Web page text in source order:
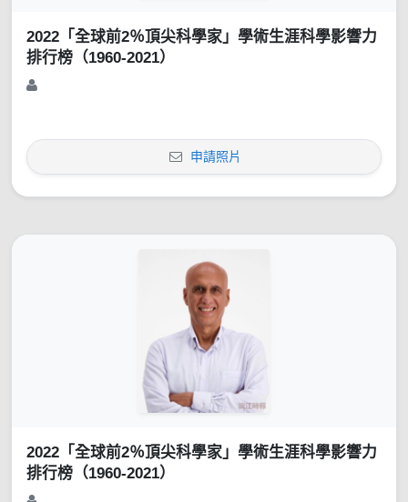
2022「全球前2％頂尖科學家」學術生涯科學影響力
排行榜（1960-2021）
申請照片
2022「全球前2％頂尖科學家」學術生涯科學影響力
排行榜（1960-2021）